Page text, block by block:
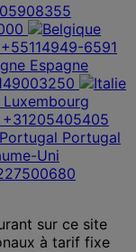
+55114949-6591
Espagne
Luxembourg
+31205405405
Portugal
Uni
sur ce site
à tarif fixe